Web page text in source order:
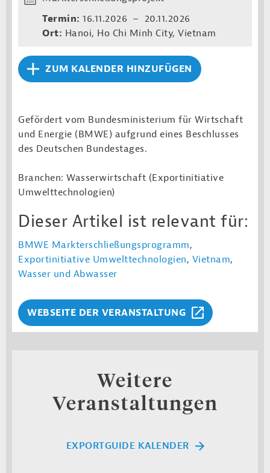
Termin: 16.11.2026 – 20.11.2026
Ort: Hanoi, Ho Chi Minh City, Vietnam
ZUM KALENDER HINZUFÜGEN
Gefördert vom Bundesministerium für Wirtschaft
und Energie (BMWE) aufgrund eines Beschlusses
des Deutschen Bundestages.
Branchen: Wasserwirtschaft (Exportinitiative
Umwelttechnologien)
Dieser Artikel ist relevant für:
BMWE Markterschließungsprogramm,
Exportinitiative Umwelttechnologien, Vietnam,
Wasser und Abwasser
WEBSEITE DER VERANSTALTUNG
Weitere
Veranstaltungen
EXPORTGUIDE KALENDER